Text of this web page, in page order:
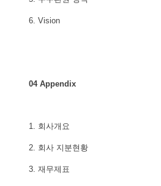
6. Vision
04 Appendix
1. 회사개요
2. 회사 지분현황
3. 재무제표